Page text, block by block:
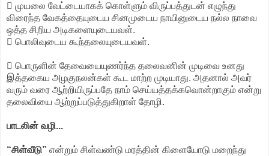
 முயலை வேட்டையாகக் கொள்ளும் விருப்பத்துடன் எழுந்து
விரைந்த வேகத்தையுடைய சினமுடைய நாயினுடைய நல்ல நாவை
ஒத்த சிறிய அடிகளையுடையவள்.
 பொலிவுடைய கூந்தலையுடையவள்.
 பொருளின் தேவையையுணர்ந்த தலைவனின் முடிவை உனது
இத்தகைய அழகுநலன்கள் கூட மாற்ற முடியாது. அதனால் அவர்
வரும் வரை ஆற்றியிருப்பதே நாம் செய்யத்தக்கவொன்றாகும் என்று
தலைவியை ஆற்றுப்படுத்துகிறாள் தோழி.
பாடலின் வழி...
“சிள்வீடு” என்றும் சிள்வண்டு மரத்தின் கிளையோடு மறைந்து